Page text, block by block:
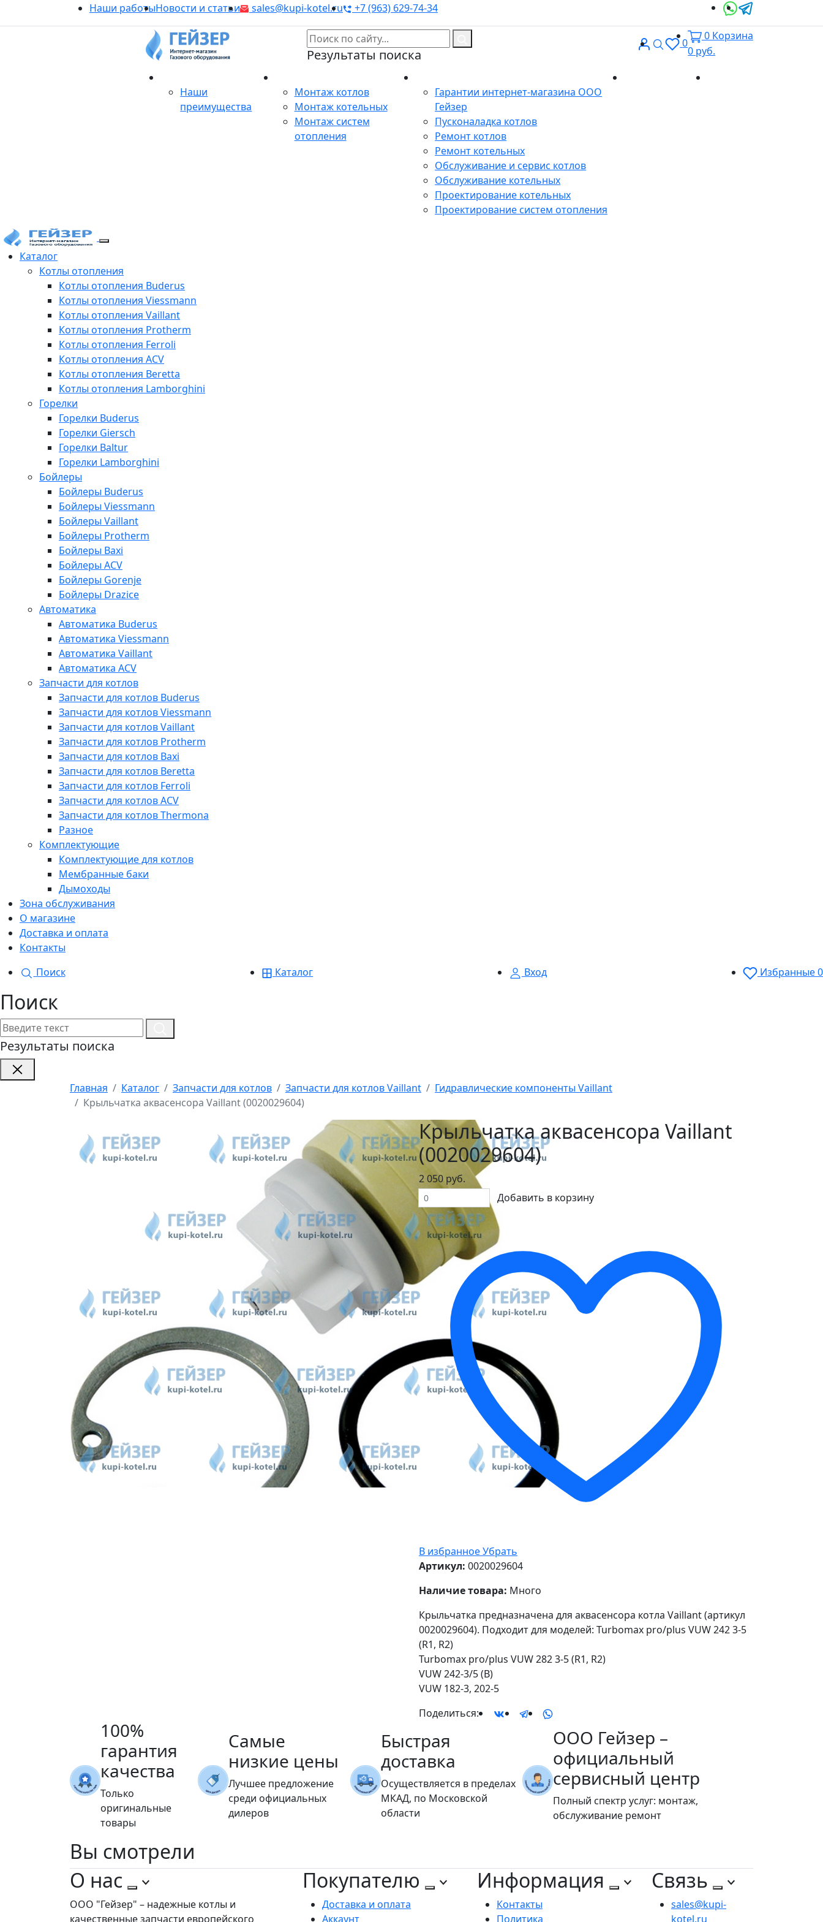
Наши работыНовости и статьи sales@kupi-kotel.ru +7 (963) 629-74-34
Результаты поиска
ВходПоиск
0
0 Корзина
0 руб.
Наши
преимущества
Монтаж котлов
Монтаж котельных
Монтаж систем
отопления
Гарантии интернет-магазина ООО
Гейзер
Пусконаладка котлов
Ремонт котлов
Ремонт котельных
Обслуживание и сервис котлов
Обслуживание котельных
Проектирование котельных
Проектирование систем отопления
Каталог
Котлы отопления
Котлы отопления Buderus
Котлы отопления Viessmann
Котлы отопления Vaillant
Котлы отопления Protherm
Котлы отопления Ferroli
Котлы отопления ACV
Котлы отопления Beretta
Котлы отопления Lamborghini
Горелки
Горелки Buderus
Горелки Giersch
Горелки Baltur
Горелки Lamborghini
Бойлеры
Бойлеры Buderus
Бойлеры Viessmann
Бойлеры Vaillant
Бойлеры Protherm
Бойлеры Baxi
Бойлеры ACV
Бойлеры Gorenje
Бойлеры Drazice
Автоматика
Автоматика Buderus
Автоматика Viessmann
Автоматика Vaillant
Автоматика ACV
Запчасти для котлов
Запчасти для котлов Buderus
Запчасти для котлов Viessmann
Запчасти для котлов Vaillant
Запчасти для котлов Protherm
Запчасти для котлов Baxi
Запчасти для котлов Beretta
Запчасти для котлов Ferroli
Запчасти для котлов ACV
Запчасти для котлов Thermona
Разное
Комплектующие
Комплектующие для котлов
Мембранные баки
Дымоходы
Зона обслуживания
О магазине
Доставка и оплата
Контакты
Поиск
Каталог Вход Избранные0
Поиск
Результаты поиска
Главная Каталог Запчасти для котлов Запчасти для котлов Vaillant
Гидравлические компоненты Vaillant
Крыльчатка аквасенсора Vaillant (0020029604)
Крыльчатка аквасенсора Vaillant
(0020029604)
2 050 руб.
Добавить в корзину
В избранноеУбрать
Артикул: 0020029604
Наличие товара: Много
Крыльчатка предназначена для аквасенсора котла Vaillant (артикул
0020029604). Подходит для моделей: Turbomax pro/plus VUW 242 3-5
(R1, R2)
Turbomax pro/plus VUW 282 3-5 (R1, R2)
VUW 242-3/5 (B)
VUW 182-3, 202-5
Поделиться:
100%
гарантия
качества
Только
оригинальные
товары
Самые
низкие цены
Лучшее предложение
среди официальных
дилеров
Быстрая
доставка
Осуществляется в пределах
МКАД, по Московской
области
ООО Гейзер –
официальный
сервисный центр
Полный спектр услуг: монтаж,
обслуживание ремонт
Вы смотрели
О нас
ООО "Гейзер" – надежные котлы и
качественные запчасти европейского
Покупателю
Доставка и оплата
Аккаунт
Информация
Контакты
Политика
Связь
sales@kupi-
kotel.ru